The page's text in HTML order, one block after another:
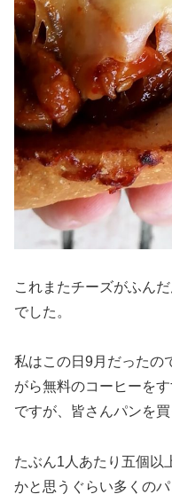
これまたチーズがふん
でした。
私はこの日9月だったの
がら無料のコーヒーを
ですが、皆さんパンを
たぶん1人あたり五個以
かと思うぐらい多くの